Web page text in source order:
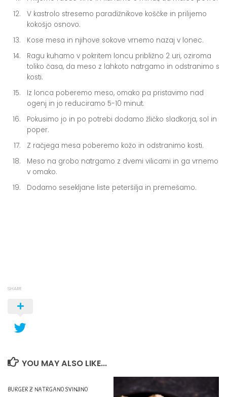
V kastrolo stresemo paradižnikove koščke in prilijemo
kokošjo osnovo.
Kose mesa in njihove sokove vrnemo nazaj v lonec.
Ragu kuhamo v pokritem loncu približno 2 uri, oziroma
toliko časa, da meso z lahkoto natrgamo in odstranimo s
kosti.
Iz lonca poberemo meso, omako pa pristavimo nad
ogenj in jo reduciramo 5-10 minut.
Pokusimo jo in po potrebi dodamo žličko sladkorja, sol in
poper.
Z račjega mesa poberemo kožo in odstranimo kosti.
Meso na grobo natrgamo z dvemi vilicami in ga vrnemo
v omako.
Dodamo sesekljane liste peteršilja in premešamo.
SHARE
YOU MAY ALSO LIKE...
BURGER Z NATRGANO SVINJINO